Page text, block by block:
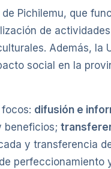
Pichilemu, que
de
Además, la
social en la
difusión e
beneficios;
y transferencia
perfeccionamiento